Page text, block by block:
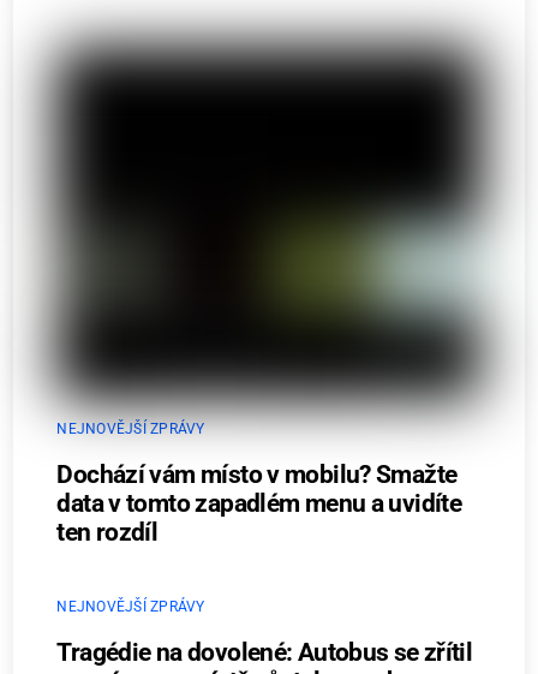
NEJNOVĚJŠÍ ZPRÁVY
Dochází vám místo v mobilu? Smažte
data v tomto zapadlém menu a uvidíte
ten rozdíl
NEJNOVĚJŠÍ ZPRÁVY
Tragédie na dovolené: Autobus se zřítil